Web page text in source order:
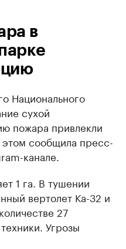
в
Национального
сухой
пожара привлекли
сообщила пресс-
канале.
1 га. В тушении
вертолет Ка-32 и
27
Угрозы